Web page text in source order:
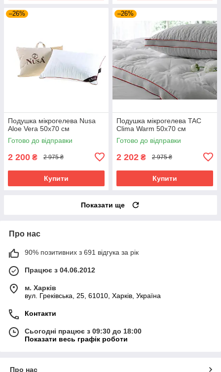
–26%
Подушка мікрогелева Nusa
Aloe Vera 50х70 см
Готово до відправки
2 200 ₴ 2 975 ₴
Купити
–26%
Подушка мікрогелева TAC
Clima Warm 50х70 см
Готово до відправки
2 202 ₴ 2 975 ₴
Купити
Показати ще
Про нас
90% позитивних з 691 відгука за рік
Працює з 04.06.2012
м. Харків
вул. Греківська, 25, 61010, Харків, Україна
Контакти
Сьогодні працює з 09:30 до 18:00
Показати весь графік роботи
Про нас